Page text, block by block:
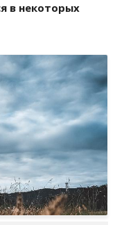
в некоторых